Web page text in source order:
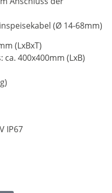
(Ø 14-68mm)
(LxBxT)
400x400mm (LxB)
IP67